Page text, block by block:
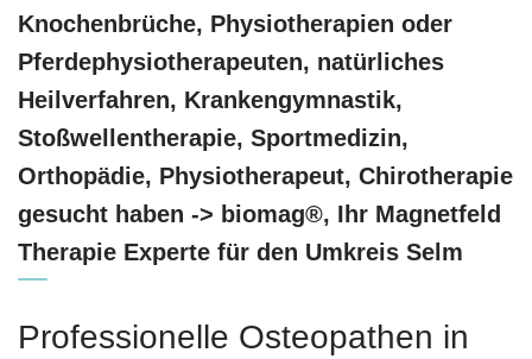
Knochenbrüche, Physiotherapien oder
Pferdephysiotherapeuten, natürliches
Heilverfahren, Krankengymnastik,
Stoßwellentherapie, Sportmedizin,
Orthopädie, Physiotherapeut, Chirotherapie
gesucht haben -> biomag®, Ihr Magnetfeld
Therapie Experte für den Umkreis Selm
Professionelle Osteopathen in